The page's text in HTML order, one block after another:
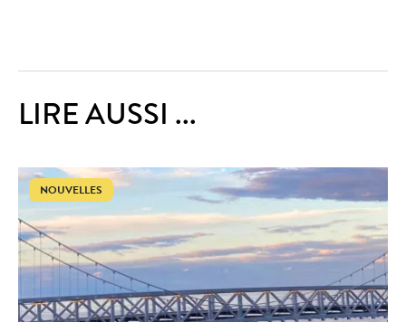
LIRE AUSSI ...
NOUVELLES